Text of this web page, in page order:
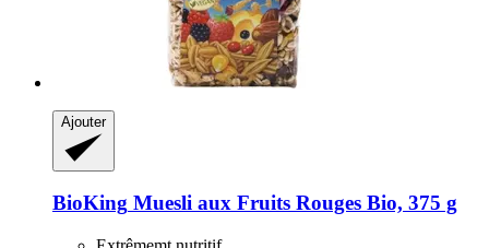
Ajouter
BioKing Muesli aux Fruits Rouges Bio, 375 g